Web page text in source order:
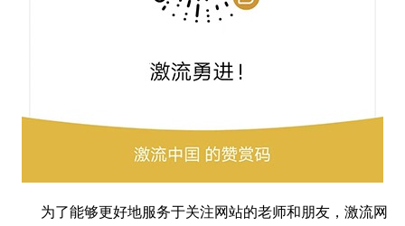
为了能够更好地服务于关注网站的老师和朋友，激流网